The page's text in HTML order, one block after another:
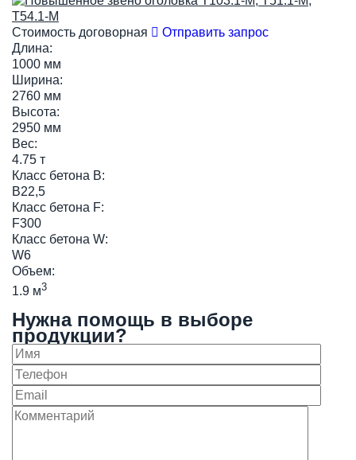
Стоимость договорная
Отправить запрос
Длина:
1000 мм
Ширина:
2760 мм
Высота:
2950 мм
Вес:
4.75 т
Класс бетона B:
B22,5
Класс бетона F:
F300
Класс бетона W:
W6
Объем:
1.9 м3
Нужна помощь в выборе
продукции?